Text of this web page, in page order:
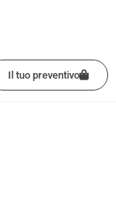
Il tuo preventivo